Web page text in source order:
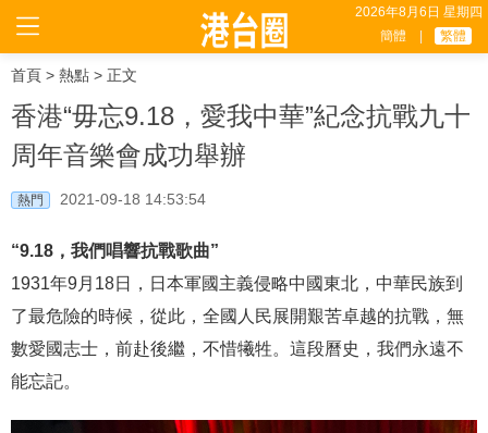
2026年8月6日 星期四
簡體
繁體
首頁 > 熱點 > 正文
香港“毋忘9.18，愛我中華”紀念抗戰九十
周年音樂會成功舉辦
熱門 2021-09-18 14:53:54
“9.18，我們唱響抗戰歌曲”
1931年9月18日，日本軍國主義侵略中國東北，中華民族到
了最危險的時候，從此，全國人民展開艱苦卓越的抗戰，無
數愛國志士，前赴後繼，不惜犧牲。這段曆史，我們永遠不
能忘記。